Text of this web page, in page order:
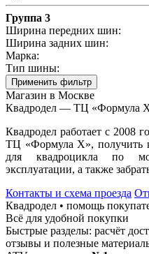
Группа 3
Ширина передних шин:
Ширина задних шин:
Марка:
Тип шины:
Применить фильтр
Магазин в Москве
Квадродел — ТЦ «Формула
Квадродел работает с 2008
ТЦ «Формула Х», получить
для квадроцикла по
эксплуатации, а также
Контакты и схема проезда
Квадродел • помощь
Всё для удобной покупки
Быстрые разделы: расчёт
отзывы и полезные